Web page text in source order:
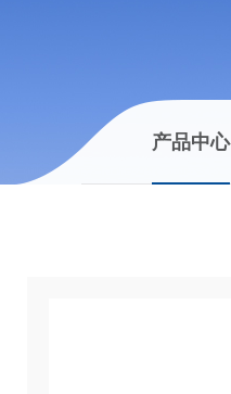
产品中心